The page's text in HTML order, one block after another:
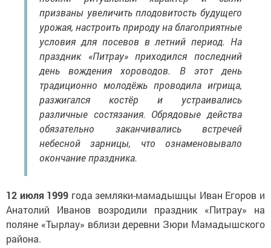
призваны увеличить плодовитость будущего
урожая, настроить природу на благоприятные
условия для посевов в летний период. На
праздник «Питрау» приходился последний
день вождения хороводов. В этот день
традиционно молодёжь проводила игрища,
разжигался костёр и устраивались
различные состязания. Обрядовые действа
обязательно заканчивались встречей
небесной зарницы, что ознаменовывало
окончание праздника.
12 июля 1999 года земляки-мамадышцы Иван Егоров и
Анатолий Иванов возродили праздник «Питрау» на
поляне «Тырлау» вблизи деревни Зюри Мамадышского
района.